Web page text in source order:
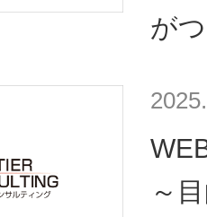
が
～